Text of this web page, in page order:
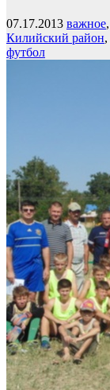
07.17.2013 важное,
Килийский район,
футбол